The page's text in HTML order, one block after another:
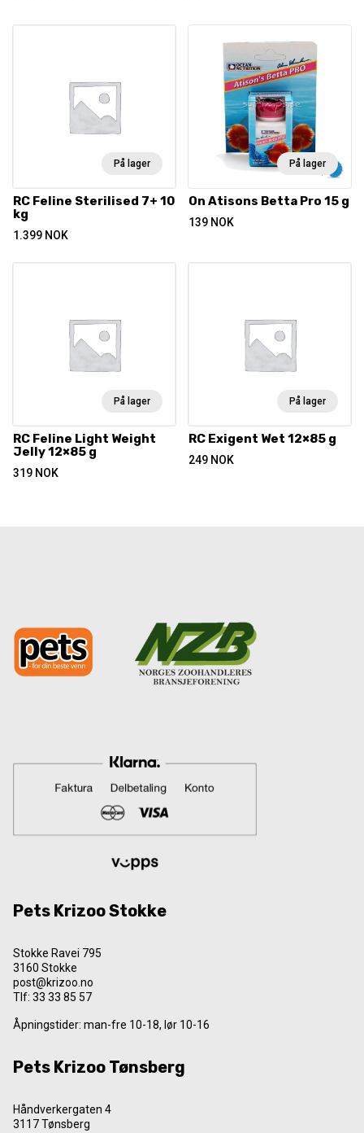
På lager
RC Feline Sterilised 7+ 10
kg
1.399 NOK
På lager
On Atisons Betta Pro 15 g
139 NOK
På lager
RC Feline Light Weight
Jelly 12×85 g
319 NOK
På lager
RC Exigent Wet 12×85 g
249 NOK
Pets Krizoo Stokke
Stokke Ravei 795
3160 Stokke
post@krizoo.no
Tlf: 33 33 85 57
Åpningstider: man-fre 10-18, lør 10-16
Pets Krizoo Tønsberg
Håndverkergaten 4
3117 Tønsberg